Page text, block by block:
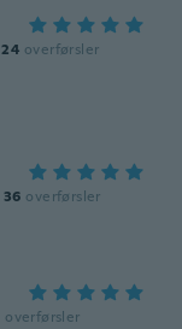
24 overførsler
36 overførsler
overførsler